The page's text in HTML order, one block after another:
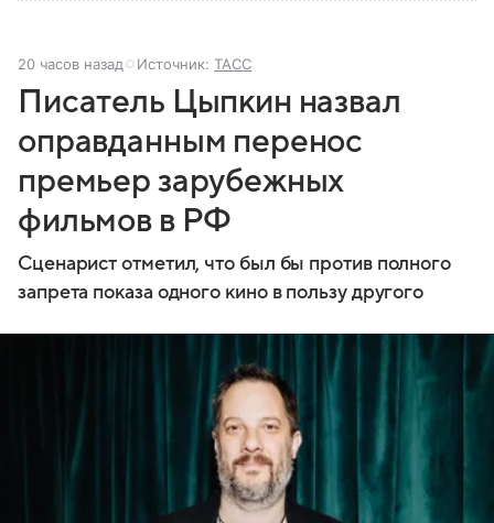
20 часов назад Источник: ТАСС
Писатель Цыпкин назвал
оправданным перенос
премьер зарубежных
фильмов в РФ
Сценарист отметил, что был бы против полного
запрета показа одного кино в пользу другого